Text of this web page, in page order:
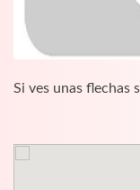
Si ves unas flechas